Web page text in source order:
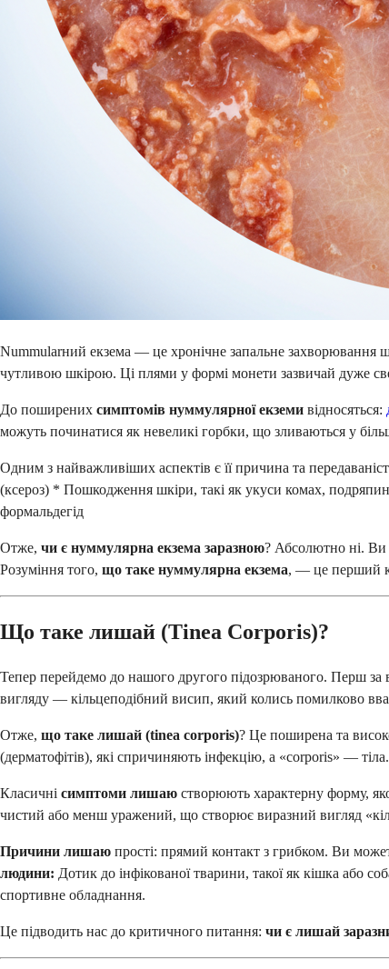
Nummularний екзема — це хронічне запальне захворювання
чутливою шкірою. Ці плями у формі монети зазвичай дуже
До поширених симптомів нуммулярної екземи відносяться:
можуть починатися як невеликі горбки, що зливаються у
Одним з найважливіших аспектів є її причина та
(ксероз) * Пошкодження шкіри, такі як укуси комах,
формальдегід
Отже, чи є нуммулярна екзема заразною? Абсолютно ні. Ви
Розуміння того, що таке нуммулярна екзема, — це перший
Що таке лишай (Tinea Corporis)?
Тепер перейдемо до нашого другого підозрюваного. Перш за
вигляду — кільцеподібний висип, який колись помилково
Отже, що таке лишай (tinea corporis)? Це поширена та
(дерматофітів), які спричиняють інфекцію, а «corporis» — тіла.
Класичні симптоми лишаю створюють характерну форму,
чистий або менш уражений, що створює виразний вигляд
Причини лишаю прості: прямий контакт з грибком. Ви
людини: Дотик до інфікованої тварини, такої як кішка або
спортивне обладнання.
Це підводить нас до критичного питання: чи є лишай